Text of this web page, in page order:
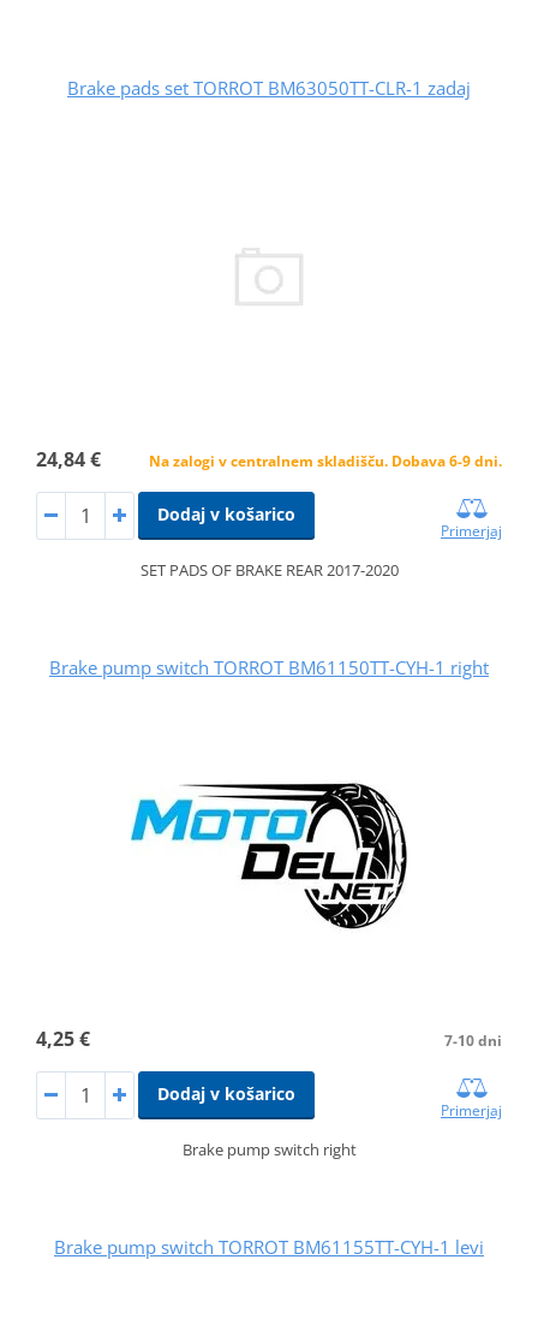
Brake pads set TORROT BM63050TT-CLR-1 zadaj
24,84 € Na zalogi v centralnem skladišču. Dobava 6-9 dni.
Dodaj v košarico
Primerjaj
SET PADS OF BRAKE REAR 2017-2020
Brake pump switch TORROT BM61150TT-CYH-1 right
4,25 € 7-10 dni
Dodaj v košarico
Primerjaj
Brake pump switch right
Brake pump switch TORROT BM61155TT-CYH-1 levi